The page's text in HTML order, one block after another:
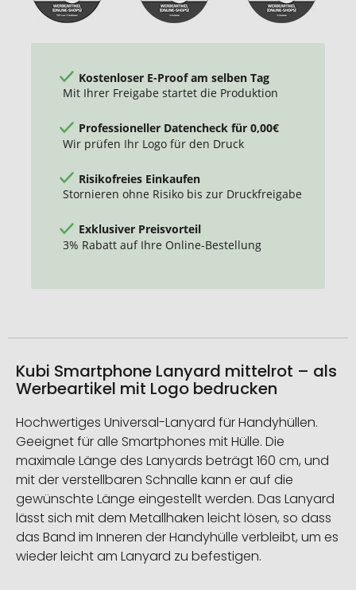
Kostenloser E-Proof am selben Tag
Mit Ihrer Freigabe startet die Produktion
Professioneller Datencheck für 0,00€
Wir prüfen Ihr Logo für den Druck
Risikofreies Einkaufen
Stornieren ohne Risiko bis zur Druckfreigabe
Exklusiver Preisvorteil
3% Rabatt auf Ihre Online-Bestellung
Kubi Smartphone Lanyard mittelrot – als
Werbeartikel mit Logo bedrucken
Hochwertiges Universal-Lanyard für Handyhüllen.
Geeignet für alle Smartphones mit Hülle. Die
maximale Länge des Lanyards beträgt 160 cm, und
mit der verstellbaren Schnalle kann er auf die
gewünschte Länge eingestellt werden. Das Lanyard
lässt sich mit dem Metallhaken leicht lösen, so dass
das Band im Inneren der Handyhülle verbleibt, um es
wieder leicht am Lanyard zu befestigen.